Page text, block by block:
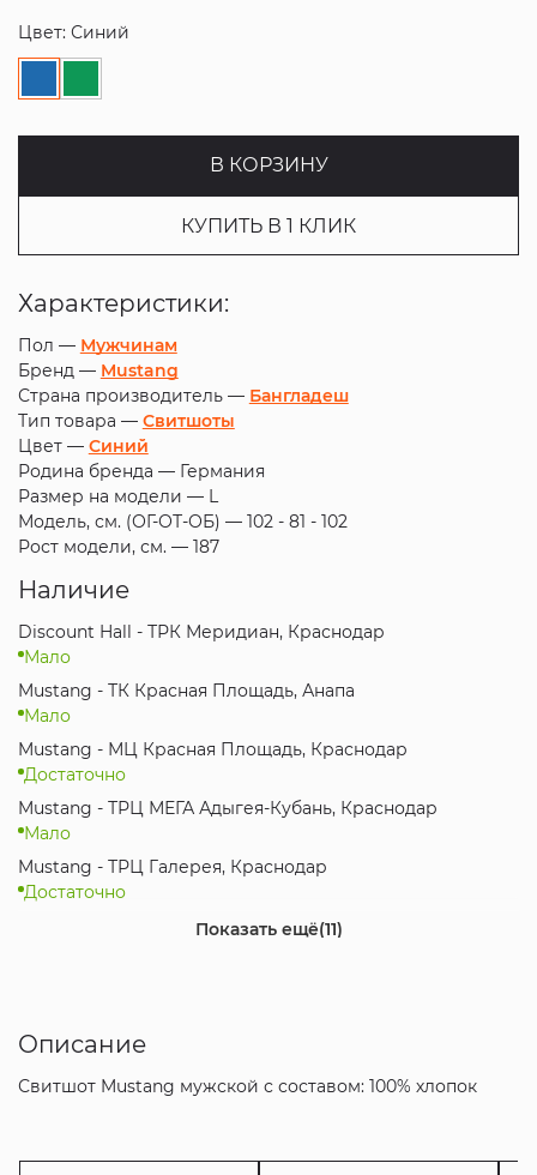
Цвет: Синий
В КОРЗИНУ
КУПИТЬ В 1 КЛИК
Характеристики:
Пол — Мужчинам
Бренд — Mustang
Страна производитель — Бангладеш
Тип товара — Свитшоты
Цвет — Синий
Родина бренда — Германия
Размер на модели — L
Модель, см. (ОГ-ОТ-ОБ) — 102 - 81 - 102
Рост модели, см. — 187
Наличие
Discount Hall - ТРК Меридиан, Краснодар
Мало
Mustang - ТК Красная Площадь, Анапа
Мало
Mustang - МЦ Красная Площадь, Краснодар
Достаточно
Mustang - ТРЦ МЕГА Адыгея-Кубань, Краснодар
Мало
Mustang - ТРЦ Галерея, Краснодар
Достаточно
Mustang - ТРЦ Oz Mall, Краснодар
Mustang - ТРК Горизонт, Ростов-на-Дону
Mustang - ТРЦ Золотой Вавилон, Ростов-на-Дону
Mustang - ТРЦ МореМолл, Сочи
Показать ещё(11)
Описание
Свитшот Mustang мужской с составом: 100% хлопок